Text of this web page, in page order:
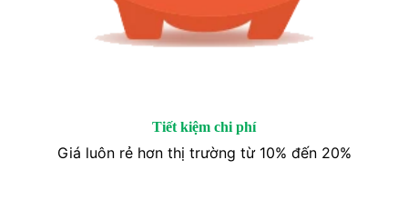
Tiết kiệm chi phí
Giá luôn rẻ hơn thị trường từ 10% đến 20%